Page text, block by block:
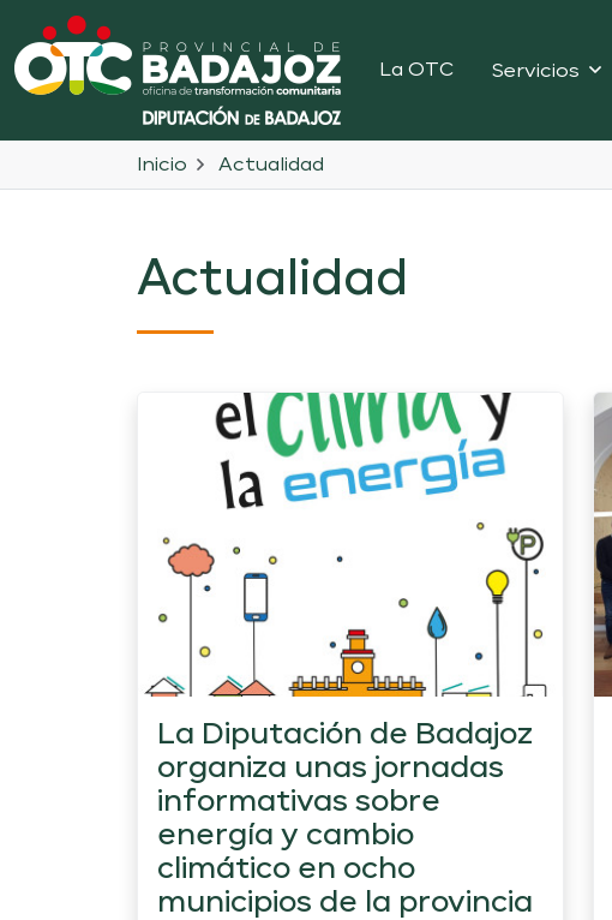
La OTC Servicios
Inicio Actualidad
Actualidad
La Diputación de Badajoz
organiza unas jornadas
informativas sobre
energía y cambio
climático en ocho
municipios de la provincia